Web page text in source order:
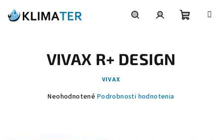
obsah
VIVAX R+ DESIGN
VIVAX
Priemerné
Neohodnotené Podrobnosti hodnotenia